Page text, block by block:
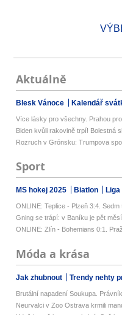
Aktuálně
Blesk Vánoce Kalendář
Více lásky pro všechny. Prahou
Biden kvůli rakovině trpí! Bolestná
Rozruch v Grónsku: Trumpova
Sport
MS hokej 2025 Biatlon
ONLINE: Teplice - Plzeň 3:4. Sedm
Gning se trápí: v Baníku je pět
ONLINE: Zlín - Bohemians 0:1.
Móda a krása
Jak zhubnout Trendy nehty
Brutální napadení Soukupa.
Neurvalci v Zoo Ostrava krmili